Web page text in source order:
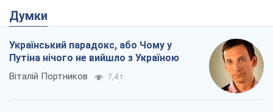
Думки
Український парадокс, або Чому у
Путіна нічого не вийшло з Україною
Віталій Портников 7,4 т.